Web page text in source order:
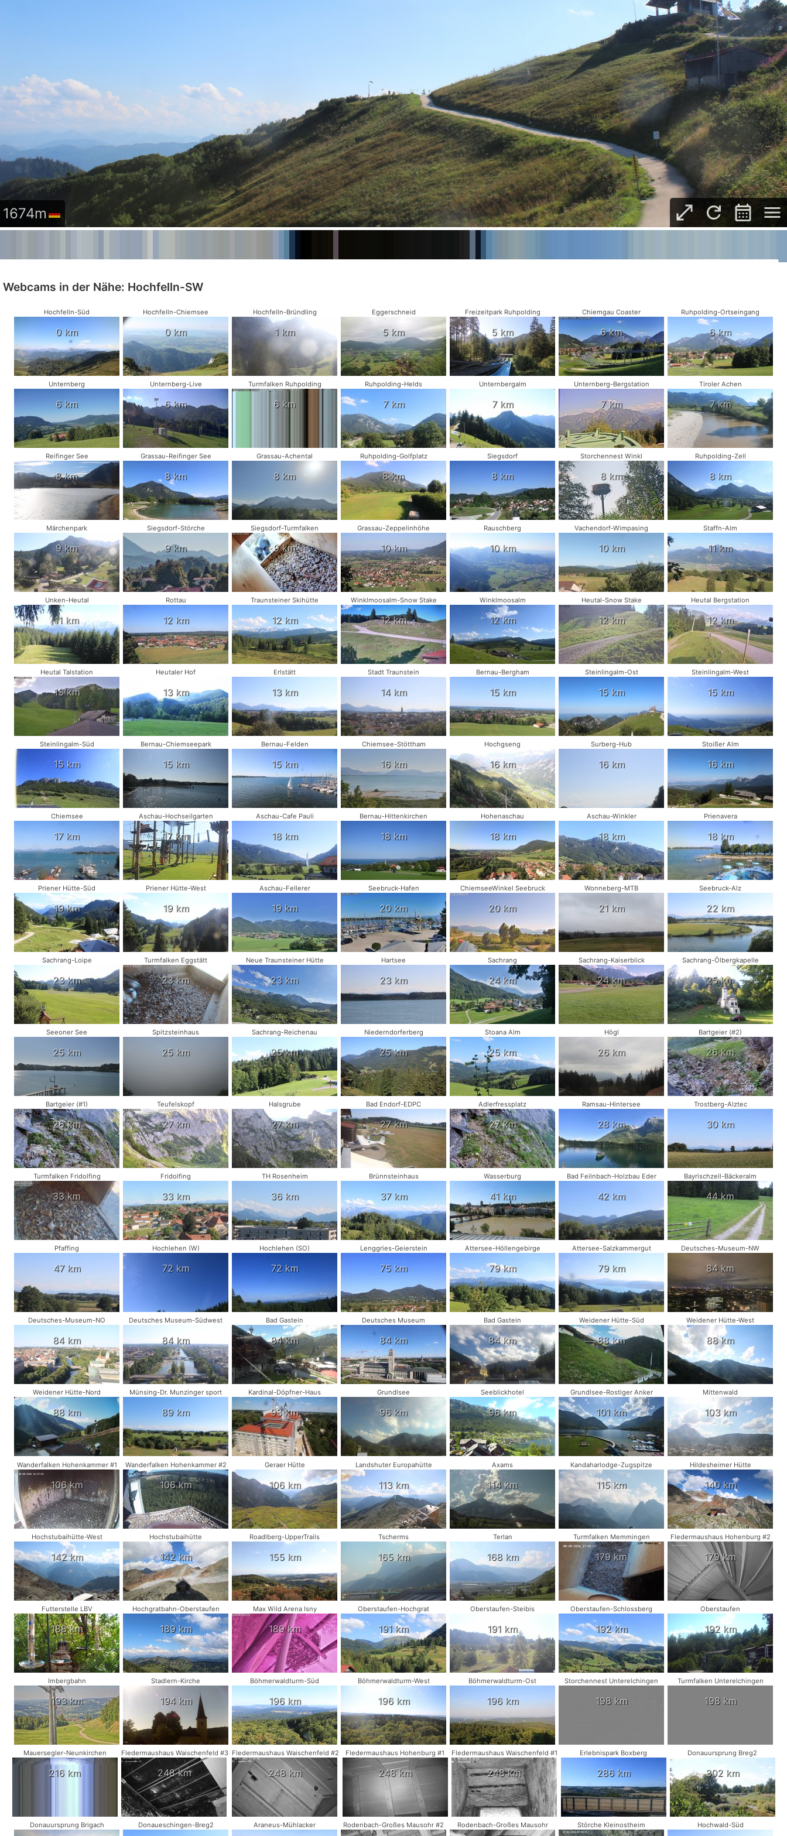
1674m
Webcams in der Nähe: Hochfelln-SW
Hochfelln-Süd
0 km
Hochfelln-Chiemsee
0 km
Hochfelln-Bründling
1 km
Eggerschneid
5 km
Freizeitpark Ruhpolding
5 km
Chiemgau Coaster
6 km
Ruhpolding-Ortseingang
6 km
Unternberg
6 km
Unternberg-Live
6 km
Turmfalken Ruhpolding
6 km
Ruhpolding-Helds
7 km
Unternbergalm
7 km
Unternberg-Bergstation
7 km
Tiroler Achen
7 km
Reifinger See
8 km
Grassau-Reifinger See
8 km
Grassau-Achental
8 km
Ruhpolding-Golfplatz
8 km
Siegsdorf
8 km
Storchennest Winkl
8 km
Ruhpolding-Zell
8 km
Märchenpark
9 km
Siegsdorf-Störche
9 km
Siegsdorf-Turmfalken
9 km
Grassau-Zeppelinhöhe
10 km
Rauschberg
10 km
Vachendorf-Wimpasing
10 km
Staffn-Alm
11 km
Unken-Heutal
11 km
Rottau
12 km
Traunsteiner Skihütte
12 km
Winklmoosalm-Snow Stake
12 km
Winklmoosalm
12 km
Heutal-Snow Stake
12 km
Heutal Bergstation
12 km
Heutal Talstation
13 km
Heutaler Hof
13 km
Erlstätt
13 km
Stadt Traunstein
14 km
Bernau-Bergham
15 km
Steinlingalm-Ost
15 km
Steinlingalm-West
15 km
Steinlingalm-Süd
15 km
Bernau-Chiemseepark
15 km
Bernau-Felden
15 km
Chiemsee-Stöttham
16 km
Hochgseng
16 km
Surberg-Hub
16 km
Stoißer Alm
16 km
Chiemsee
17 km
Aschau-Hochseilgarten
17 km
Aschau-Cafe Pauli
18 km
Bernau-Hittenkirchen
18 km
Hohenaschau
18 km
Aschau-Winkler
18 km
Prienavera
18 km
Priener Hütte-Süd
19 km
Priener Hütte-West
19 km
Aschau-Fellerer
19 km
Seebruck-Hafen
20 km
ChiemseeWinkel Seebruck
20 km
Wonneberg-MTB
21 km
Seebruck-Alz
22 km
Sachrang-Loipe
23 km
Turmfalken Eggstätt
23 km
Neue Traunsteiner Hütte
23 km
Hartsee
23 km
Sachrang
24 km
Sachrang-Kaiserblick
24 km
Sachrang-Ölbergkapelle
25 km
Seeoner See
25 km
Spitzsteinhaus
25 km
Sachrang-Reichenau
25 km
Niederndorferberg
25 km
Stoana Alm
25 km
Högl
26 km
Bartgeier (#2)
26 km
Bartgeier (#1)
26 km
Teufelskopf
27 km
Halsgrube
27 km
Bad Endorf-EDPC
27 km
Adlerfressplatz
27 km
Ramsau-Hintersee
28 km
Trostberg-Alztec
30 km
Turmfalken Fridolfing
33 km
Fridolfing
33 km
TH Rosenheim
36 km
Brünnsteinhaus
37 km
Wasserburg
41 km
Bad Feilnbach-Holzbau Eder
42 km
Bayrischzell-Bäckeralm
44 km
Pfaffing
47 km
Hochlehen (W)
72 km
Hochlehen (SO)
72 km
Lenggries-Geierstein
75 km
Attersee-Höllengebirge
79 km
Attersee-Salzkammergut
79 km
Deutsches-Museum-NW
84 km
Deutsches-Museum-NO
84 km
Deutsches Museum-Südwest
84 km
Bad Gastein
84 km
Deutsches Museum
84 km
Bad Gastein
84 km
Weidener Hütte-Süd
88 km
Weidener Hütte-West
88 km
Weidener Hütte-Nord
88 km
Münsing-Dr. Munzinger sport
89 km
Kardinal-Döpfner-Haus
93 km
Grundlsee
96 km
Seeblickhotel
96 km
Grundlsee-Rostiger Anker
101 km
Mittenwald
103 km
Wanderfalken Hohenkammer #1
106 km
Wanderfalken Hohenkammer #2
106 km
Geraer Hütte
106 km
Landshuter Europahütte
113 km
Axams
114 km
Kandaharlodge-Zugspitze
115 km
Hildesheimer Hütte
140 km
Hochstubaihütte-West
142 km
Hochstubaihütte
142 km
Roadlberg-UpperTrails
155 km
Tscherms
165 km
Terlan
168 km
Turmfalken Memmingen
179 km
Fledermaushaus Hohenburg #2
179 km
Futterstelle LBV
188 km
Hochgratbahn-Oberstaufen
189 km
Max Wild Arena Isny
189 km
Oberstaufen-Hochgrat
191 km
Oberstaufen-Steibis
191 km
Oberstaufen-Schlossberg
192 km
Oberstaufen
192 km
Imbergbahn
193 km
Stadlern-Kirche
194 km
Böhmerwaldturm-Süd
196 km
Böhmerwaldturm-West
196 km
Böhmerwaldturm-Ost
196 km
Storchennest Unterelchingen
198 km
Turmfalken Unterelchingen
198 km
Mauersegler-Neunkirchen
216 km
Fledermaushaus Waischenfeld #3
248 km
Fledermaushaus Waischenfeld #2
248 km
Fledermaushaus Hohenburg #1
248 km
Fledermaushaus Waischenfeld #1
248 km
Erlebnispark Boxberg
286 km
Donauursprung Breg2
302 km
Donauursprung Brigach Donaueschingen-Breg2 Araneus-Mühlacker Rodenbach-Großes Mausohr #2 Rodenbach-Großes Mausohr Störche Kleinostheim Hochwald-Süd